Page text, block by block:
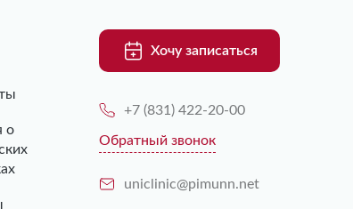
о
Хочу записаться
+7 (831) 422-20-00
Обратный звонок
uniclinic@pimunn.net